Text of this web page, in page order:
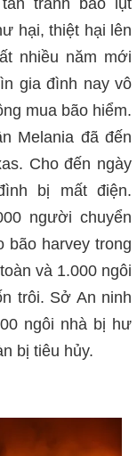
hại, thiệt hại lên
nhiều năm mới
gia đình nay vô
mua bão hiểm.
Melania đã đến
Cho đến ngày
bị mất điện.
người chuyển
bão harvey trong
và 1.000 ngôi
trôi. Sở An ninh
ngôi nhà bị hư
bị tiêu hủy.